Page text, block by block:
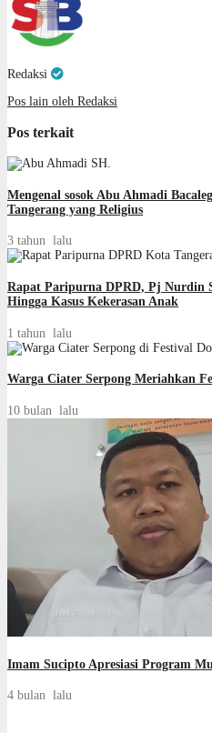
Redaksi
Pos lain oleh Redaksi
Pos terkait
Mengenal sosok Abu Ahmadi
Tangerang yang Religius
3 tahun lalu
Rapat Paripurna DPRD, Pj Nurdin
Hingga Kasus Kekerasan Anak
1 tahun lalu
Warga Ciater Serpong Meriahkan
10 bulan lalu
Imam Sucipto Apresiasi Program
4 bulan lalu